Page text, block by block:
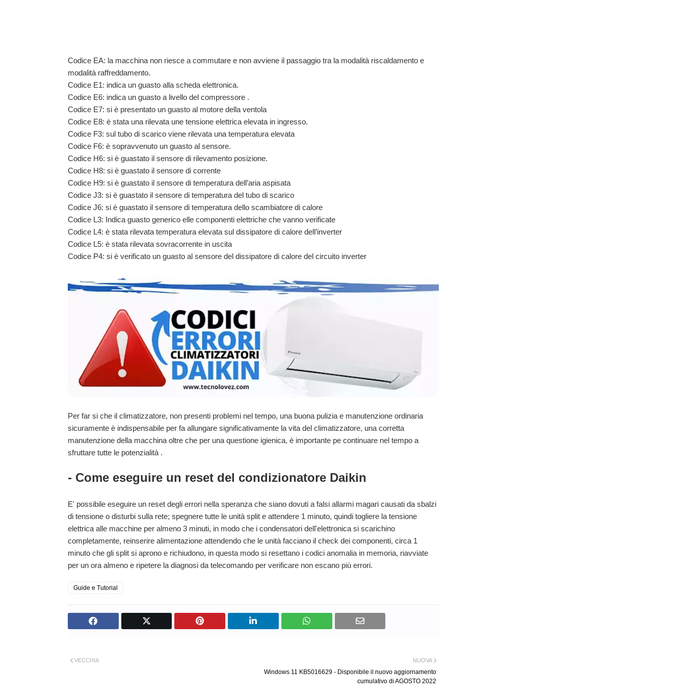
Codice EA: la macchina non riesce a commutare e non avviene il passaggio tra la modalità riscaldamento e
modalità raffreddamento.
Codice E1: indica un guasto alla scheda elettronica.
Codice E6: indica un guasto a livello del compressore .
Codice E7: si è presentato un guasto al motore della ventola
Codice E8: è stata una rilevata une tensione elettrica elevata in ingresso.
Codice F3: sul tubo di scarico viene rilevata una temperatura elevata
Codice F6: è sopravvenuto un guasto al sensore.
Codice H6: si è guastato il sensore di rilevamento posizione.
Codice H8: si è guastato il sensore di corrente
Codice H9: si è guastato il sensore di temperatura dell’aria aspisata
Codice J3: si è guastato il sensore di temperatura del tubo di scarico
Codice J6: si è guastato il sensore di temperatura dello scambiatore di calore
Codice L3: Indica guasto generico elle componenti elettriche che vanno verificate
Codice L4: è stata rilevata temperatura elevata sul dissipatore di calore dell’inverter
Codice L5: è stata rilevata sovracorrente in uscita
Codice P4: si è verificato un guasto al sensore del dissipatore di calore del circuito inverter
Per far si che il climatizzatore, non presenti problemi nel tempo, una buona pulizia e manutenzione ordinaria
sicuramente è indispensabile per fa allungare significativamente la vita del climatizzatore, una corretta
manutenzione della macchina oltre che per una questione igienica, è importante pe continuare nel tempo a
sfruttare tutte le potenzialità .
- Come eseguire un reset del condizionatore Daikin
E' possibile eseguire un reset degli errori nella speranza che siano dovuti a falsi allarmi magari causati da sbalzi
di tensione o disturbi sulla rete; spegnere tutte le unità split e attendere 1 minuto, quindi togliere la tensione
elettrica alle macchine per almeno 3 minuti, in modo che i condensatori dell'elettronica si scarichino
completamente, reinserire alimentazione attendendo che le unità facciano il check dei componenti, circa 1
minuto che gli split si aprono e richiudono, in questa modo si resettano i codici anomalia in memoria, riavviate
per un ora almeno e ripetere la diagnosi da telecomando per verificare non escano più errori.
Guide e Tutorial
NUOVA
Windows 11 KB5016629 - Disponibile il nuovo aggiornamento
cumulativo di AGOSTO 2022
VECCHIA